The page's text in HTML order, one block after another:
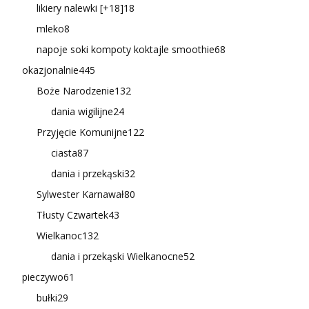
likiery nalewki [+18]18
mleko8
napoje soki kompoty koktajle smoothie68
okazjonalnie445
Boże Narodzenie132
dania wigilijne24
Przyjęcie Komunijne122
ciasta87
dania i przekąski32
Sylwester Karnawał80
Tłusty Czwartek43
Wielkanoc132
dania i przekąski Wielkanocne52
pieczywo61
bułki29